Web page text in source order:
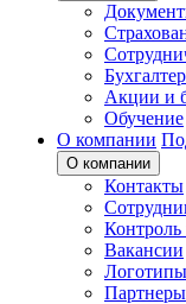
Акции и
Обучение
О компании
О компании
Контакты
Контроль
Вакансии
Логотипы
Партнеры